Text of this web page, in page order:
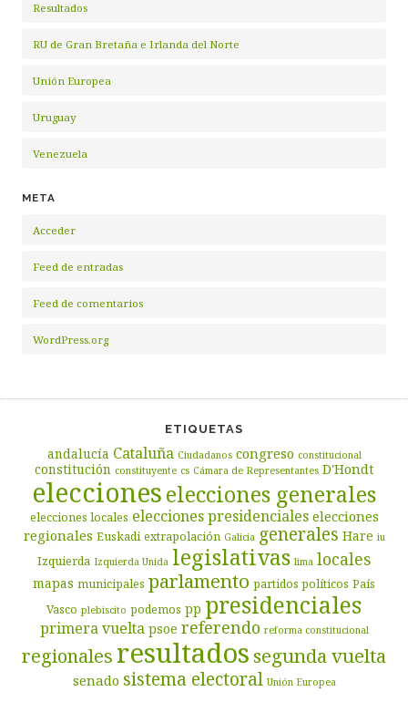
Resultados
RU de Gran Bretaña e Irlanda del Norte
Unión Europea
Uruguay
Venezuela
META
Acceder
Feed de entradas
Feed de comentarios
WordPress.org
ETIQUETAS
andalucía Cataluña Ciudadanos congreso constitucional
constitución constituyente cs Cámara de Representantes D'Hondt
eleccioneselecciones generales
elecciones locales elecciones presidenciales elecciones
regionales Euskadi extrapolación Galicia generales Hare iu
Izquierda Izquierda Unida legislativas lima locales
mapas municipales parlamento partidos políticos País
Vasco plebiscito podemos pp presidenciales
primera vuelta psoe referendo reforma constitucional
regionales resultadossegunda vuelta
senado sistema electoral Unión Europea